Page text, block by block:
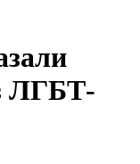
ЛГБТ-